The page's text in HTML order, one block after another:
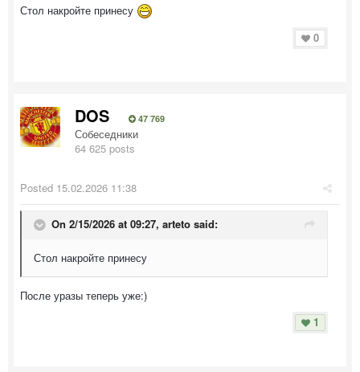
Стол накройте принесу
0
DOS 47 769
Собеседники
64 625 posts
Posted 15.02.2026 11:38
On 2/15/2026 at 09:27, arteto said:
Стол накройте принесу
После уразы теперь уже:)
1